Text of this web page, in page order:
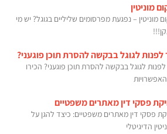
מוניטין
מוניטין – נפגעת מפרסומים שליליים בגוגל? יש מי
לפנות לגוגל בבקשה להסרת תוכן פוגעני?
לפנות לגוגל בבקשה להסרת תוכן פוגעני? הכירו
פסקי דין מאתרים משפטיים
פסקי דין מאתרים משפטיים: כיצד להגן על
הדיגיטלי